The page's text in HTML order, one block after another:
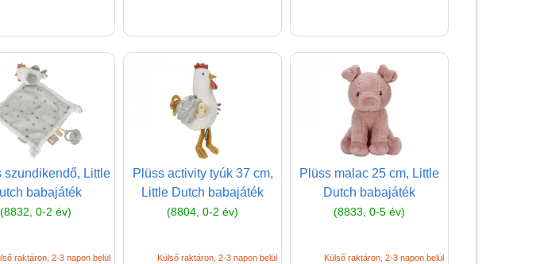
szundikendő, Little
babajáték
(8832, 0-2 év)
raktáron, 2-3 napon belül
Plüss activity tyúk 37 cm,
Little Dutch babajáték
(8804, 0-2 év)
Külső raktáron, 2-3 napon belül
Plüss malac 25 cm, Little
Dutch babajáték
(8833, 0-5 év)
Külső raktáron, 2-3 napon belül
Játszószőnyeg
Kalapálós, csavarozós
játék babáknak
Kreatív játékok babáknak
Kulcsos játékok
Labda